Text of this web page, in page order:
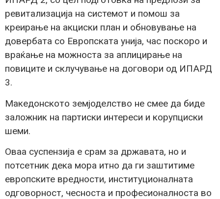
ревитализација на системот и помош за
креирање на акциски план и обновување на
довербата со Европската унија, час поскоро и
враќање на можноста за аплицирање на
повиците и склучување на договори од ИПАРД
3.
Македонското земјоделство не смее да биде
заложник на партиски интереси и корупциски
шеми.
Оваа суспензија е срам за државата, но и
потсетник дека мора итно да ги заштитиме
европските вредности, институционалната
одговорност, чесноста и професионалноста во